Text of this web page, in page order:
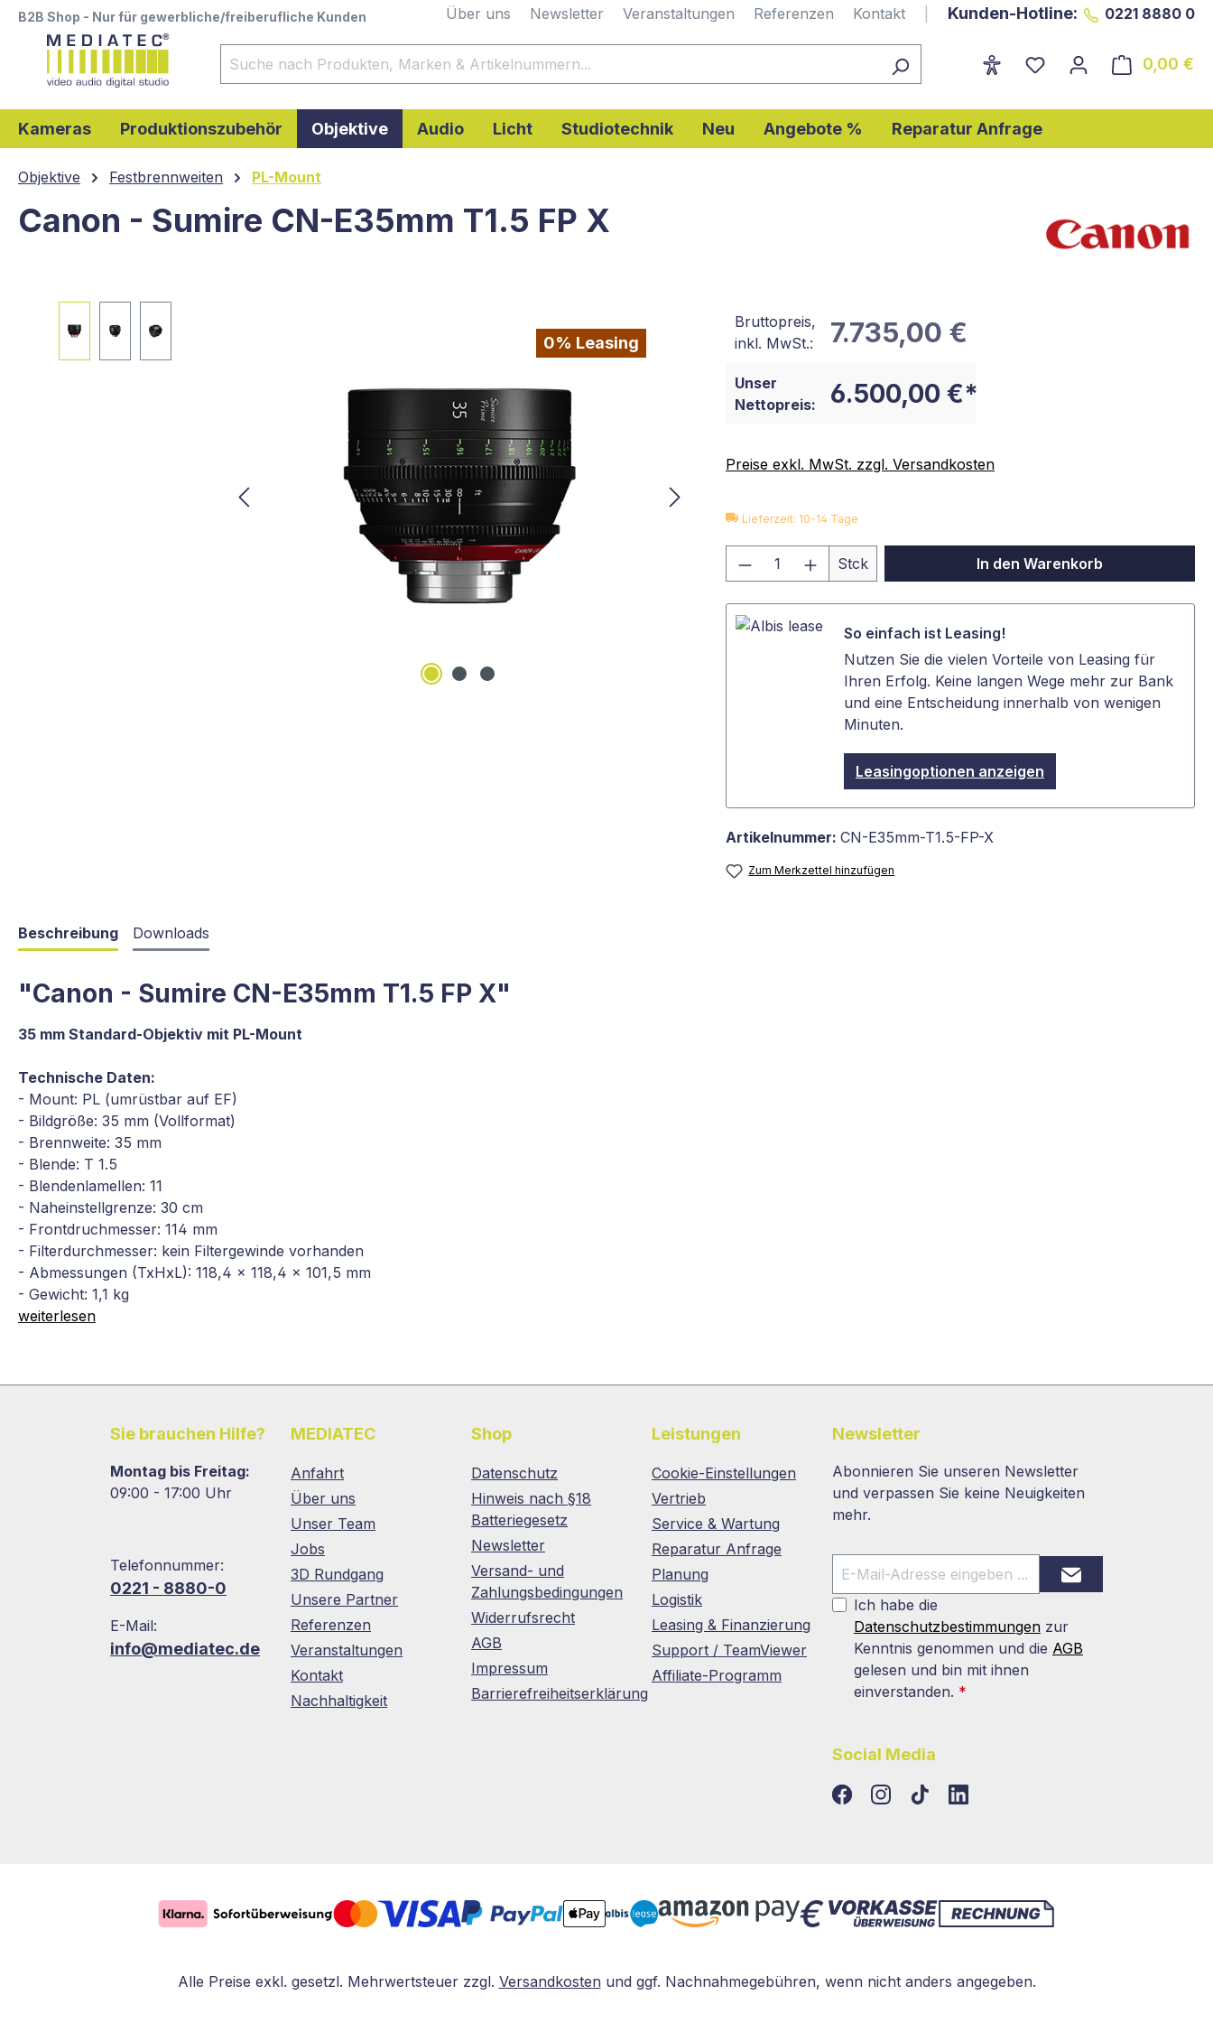
Zur Hauptnavigation springen
B2B Shop - Nur für gewerbliche/freiberufliche Kunden Über uns Newsletter Veranstaltungen Referenzen Kontakt Kunden-Hotline: 0221 8880 0
0,00 €
Kameras Produktionszubehör Objektive Audio Licht Studiotechnik Neu Angebote % Reparatur Anfrage
Objektive Festbrennweiten PL-Mount
Canon - Sumire CN-E35mm T1.5 FP X
0% Leasing
Bruttopreis,
inkl. MwSt.:
7.735,00 €
Unser
Nettopreis:
6.500,00 €*
Preise exkl. MwSt. zzgl. Versandkosten
Lieferzeit: 10-14 Tage
Produkt Anzahl: Gib den gewünschten Wert
Stck In den Warenkorb
So einfach ist Leasing!
Nutzen Sie die vielen Vorteile von Leasing für
Ihren Erfolg. Keine langen Wege mehr zur Bank
und eine Entscheidung innerhalb von wenigen
Minuten.
Leasingoptionen anzeigen
Artikelnummer: CN-E35mm-T1.5-FP-X
Zum Merkzettel hinzufügen
Beschreibung Downloads
"Canon - Sumire CN-E35mm T1.5 FP X"
35 mm Standard-Objektiv mit PL-Mount
Technische Daten:
- Mount: PL (umrüstbar auf EF)
- Bildgröße: 35 mm (Vollformat)
- Brennweite: 35 mm
- Blende: T 1.5
- Blendenlamellen: 11
- Naheinstellgrenze: 30 cm
- Frontdruchmesser: 114 mm
- Filterdurchmesser: kein Filtergewinde vorhanden
- Abmessungen (TxHxL): 118,4 x 118,4 x 101,5 mm
- Gewicht: 1,1 kg
weiterlesen
Sie brauchen Hilfe?
Montag bis Freitag:
09:00 - 17:00 Uhr
Telefonnummer:
0221 - 8880-0
E-Mail:
info@mediatec.de
MEDIATEC
Anfahrt
Über uns
Unser Team
Jobs
3D Rundgang
Unsere Partner
Referenzen
Veranstaltungen
Kontakt
Nachhaltigkeit
Shop
Datenschutz
Hinweis nach §18
Batteriegesetz
Newsletter
Versand- und
Zahlungsbedingungen
Widerrufsrecht
AGB
Impressum
Barrierefreiheitserklärung
Leistungen
Cookie-Einstellungen
Vertrieb
Service & Wartung
Reparatur Anfrage
Planung
Logistik
Leasing & Finanzierung
Support / TeamViewer
Affiliate-Programm
Newsletter
Abonnieren Sie unseren Newsletter
und verpassen Sie keine Neuigkeiten
mehr.
Ich habe die
Datenschutzbestimmungen zur
Kenntnis genommen und die AGB
gelesen und bin mit ihnen
einverstanden. *
Social Media
TikTokLinkedIn
Alle Preise exkl. gesetzl. Mehrwertsteuer zzgl. Versandkosten und ggf. Nachnahmegebühren, wenn nicht anders angegeben.